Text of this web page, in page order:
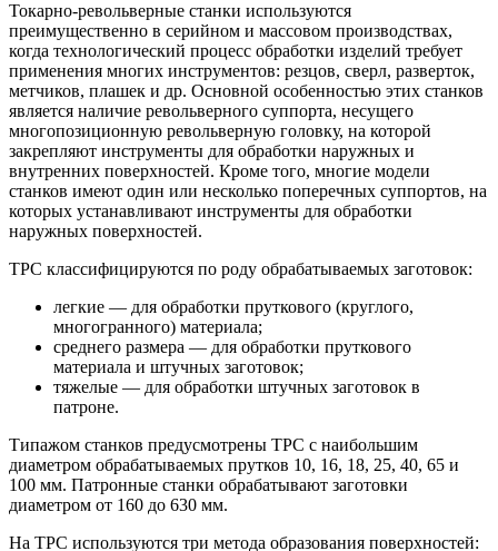
Токарно-револьверные станки используются
преимущественно в серийном и массовом производствах,
когда технологический процесс обработки изделий требует
применения многих инструментов: резцов, сверл, разверток,
метчиков, плашек и др. Основной особенностью этих станков
является наличие револьверного суппорта, несущего
многопозиционную револьверную головку, на которой
закрепляют инструменты для обработки наружных и
внутренних поверхностей. Кроме того, многие модели
станков имеют один или несколько поперечных суппортов, на
которых устанавливают инструменты для обработки
наружных поверхностей.
ТРС классифицируются по роду обрабатываемых заготовок:
легкие — для обработки пруткового (круглого,
многогранного) материала;
среднего размера — для обработки пруткового
материала и штучных заготовок;
тяжелые — для обработки штучных заготовок в
патроне.
Типажом станков предусмотрены ТРС с наибольшим
диаметром обрабатываемых прутков 10, 16, 18, 25, 40, 65 и
100 мм. Патронные станки обрабатывают заготовки
диаметром от 160 до 630 мм.
На ТРС используются три метода образования поверхностей: